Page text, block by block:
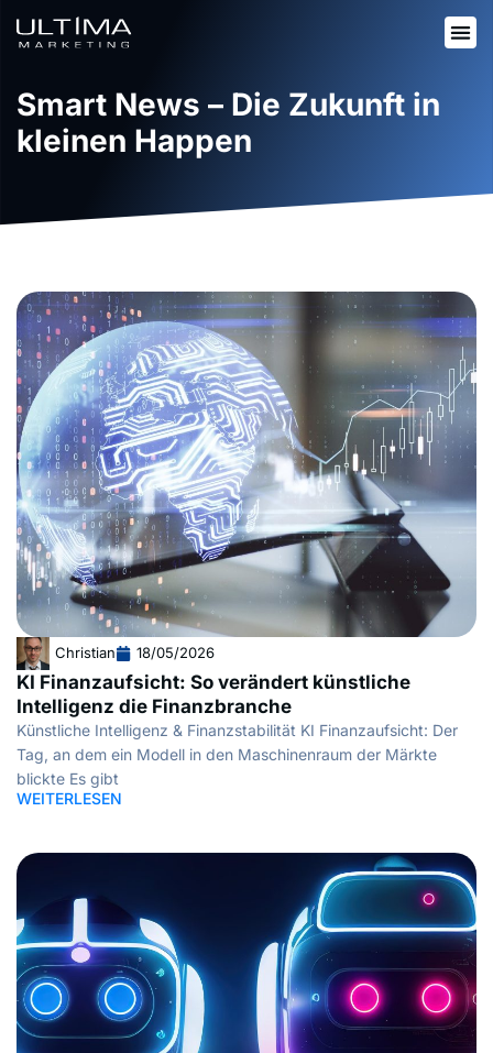
Smart News – Die Zukunft in
kleinen Happen
Christian 18/05/2026
KI Finanzaufsicht: So verändert künstliche
Intelligenz die Finanzbranche
Künstliche Intelligenz & Finanzstabilität KI Finanzaufsicht: Der
Tag, an dem ein Modell in den Maschinenraum der Märkte
blickte Es gibt
WEITERLESEN